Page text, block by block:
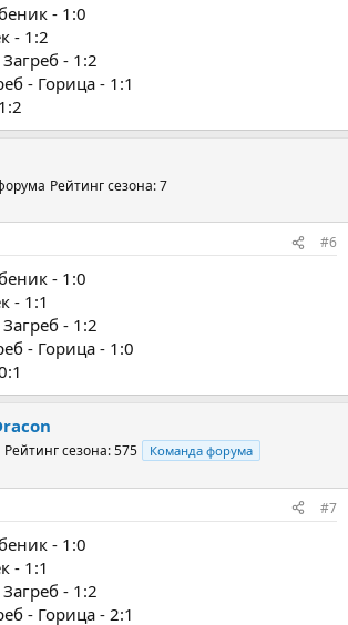
- 1:0
- 1:2
- 1:2
- Горица - 1:1
Рейтинг сезона: 7
#6
- 1:0
- 1:1
- 1:2
- Горица - 1:0
Рейтинг сезона: 575 Команда форума
#7
- 1:0
- 1:1
- 1:2
- Горица - 2:1